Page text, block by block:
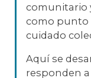
comunitario
como punto
cuidado
Aquí se
responden